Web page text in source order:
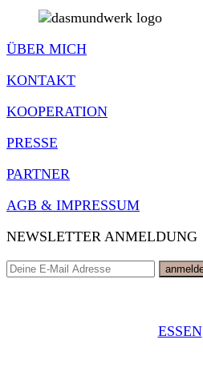
ÜBER MICH
KONTAKT
KOOPERATION
PRESSE
PARTNER
AGB & IMPRESSUM
NEWSLETTER ANMELDUNG
ESSEN